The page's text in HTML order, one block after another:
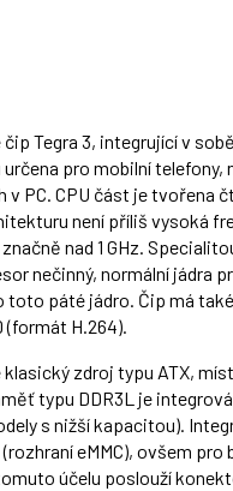
Tegra 3, integrující v
pro mobilní
v PC. CPU část je tvořena
není příliš vysoká
nad 1 GHz.
nečinný, normální jádra
páté jádro. Čip má
(formát H.264).
zdroj typu ATX,
typu DDR3L je
s nižší kapacitou).
eMMC), ovšem
účelu poslouží